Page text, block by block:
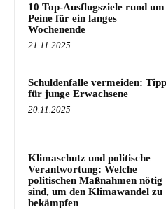
10 Top-Ausflugsziele rund um
Peine für ein langes
Wochenende
21.11.2025
Schuldenfalle vermeiden:
für junge Erwachsene
20.11.2025
Klimaschutz und politische
Verantwortung: Welche
politischen Maßnahmen nötig
sind, um den Klimawandel zu
bekämpfen